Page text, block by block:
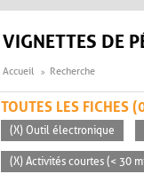
VIGNETTES DE
Accueil Recherche
TOUTES LES FICHES
(X) Outil électronique
(X) Activités courtes (< 30